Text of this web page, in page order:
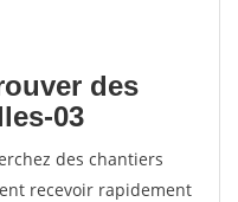
des
03
des chantiers
recevoir rapidement